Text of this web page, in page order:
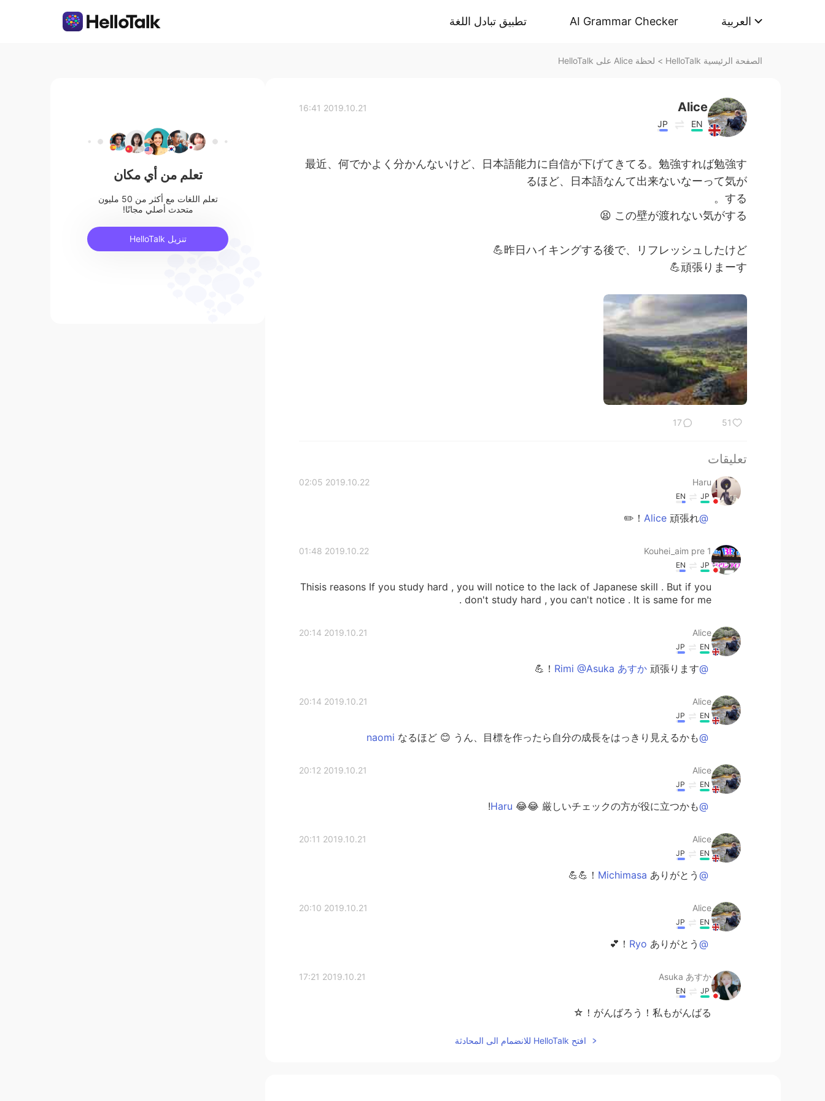
تطبيق تبادل اللغة AI Grammar Checker العربية
الصفحة الرئيسية HelloTalk > لحظة Alice على HelloTalk
Alice
EN
JP
2019.10.21 16:41
最近、何でかよく分かんないけど、日本語能力に自信が下げてきてる。勉強すれば勉強す
るほど、日本語なんて出来ないなーって気が
する。
この壁が渡れない気がする 😫
昨日ハイキングする後で、リフレッシュしたけど💪
頑張りまーす💪
51
17
تعليقات
Haru
2019.10.22 02:05
JP
EN
@Alice
頑張れ！✏️
Kouhei_aim pre 1
2019.10.22 01:48
JP
EN
Thisis reasons If you study hard , you will notice to the lack of Japanese skill . But if you
don't study hard , you can't notice . It is same for me .
Alice
2019.10.21 20:14
EN
JP
@Rimi @Asuka あすか
頑張ります！💪
Alice
2019.10.21 20:14
EN
JP
@naomi
なるほど 😊 うん、目標を作ったら自分の成長をはっきり見えるかも
Alice
2019.10.21 20:12
EN
JP
@Haru
😂😂 厳しいチェックの方が役に立つかも!
Alice
2019.10.21 20:11
EN
JP
@Michimasa
ありがとう！💪💪
Alice
2019.10.21 20:10
EN
JP
@Ryo
ありがとう！💕
Asuka あすか
2019.10.21 17:21
JP
EN
がんばろう！私もがんばる！☆
افتح HelloTalk للانضمام الى المحادثة
تعلم من أي مكان
تعلم اللغات مع أكثر من 50 مليون
متحدث أصلي مجانًا!
تنزيل HelloTalk